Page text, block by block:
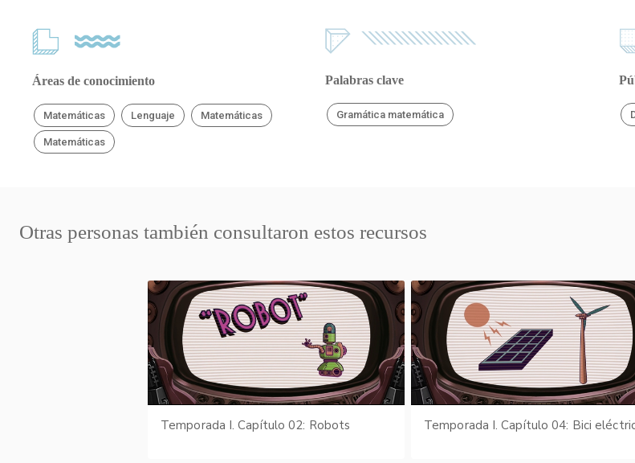
Áreas de conocimiento
Matemáticas Lenguaje Matemáticas
Matemáticas
Palabras clave
Gramática matemática
Otras personas también consultaron estos recursos
Temporada I. Capítulo 02: Robots Temporada I. Capítulo 04: Bici